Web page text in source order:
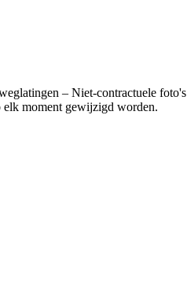
– Niet-contractuele foto's
moment gewijzigd worden.